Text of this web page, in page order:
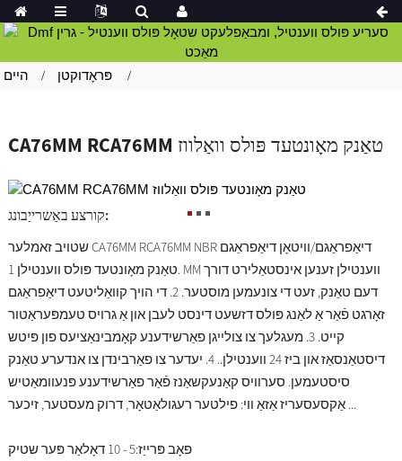
היים פּראָדוקטן
CA76MM RCA76MM טאַנק מאָונטעד פּולס וואַלווז
קורצע באַשרייַבונג:
שטויב זאמלער CA76MM RCA76MM NBR דיאַפראַגם/וויטאָן דיאַפראַגם
טאַנק מאָונטעד פּולס ווענטילן 1. MM ווענטילן זענען אינסטאַלירט דורך
דעם טאַנק, זעט די צונעמען מוסטער. 2. די הויך קוואַליטעט דיאַפראַגם
זאָרגט פֿאַר אַ לאַנג פּולס דזשעט דינסט לעבן און אַ גרויס טעמפּעראַטור
קייט. 3. מעגלעך צו צולייגן פאַרשידענע קאָמבינאַציעס פון פּיטש
דיסטאַנסאַז און ביז 24 ווענטילן.. 4. יעדער צו פאַרבינדן צו אנדערע טאַנק
סיסטעמען. סערוויס קאַנעקשאַנז פֿאַר פאַרשידענע פּנעוומאַטיש
אַקסעסעריז אַזאַ ווי: פילטער רעגולאַטאָר, דרוק מעסטער, זיכער ...
פאָב פּרייַז:5 - 10 דאָלאַר פּער שטיק